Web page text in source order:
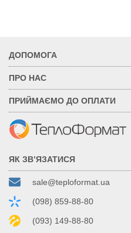
ДОПОМОГА
ПРО НАС
ПРИЙМАЄМО ДО ОПЛАТИ
ЯК ЗВ’ЯЗАТИСЯ
sale@teploformat.ua
(098) 859-88-80
(093) 149-88-80